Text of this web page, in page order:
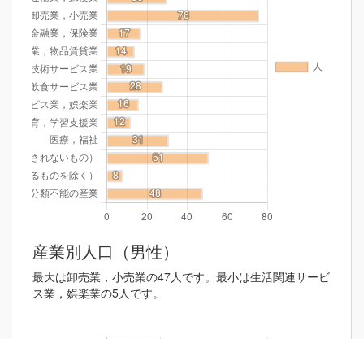
産業別人口（男性）
最大は卸売業，小売業の47人です。最小は生活関連サービ
ス業，娯楽業の5人です。